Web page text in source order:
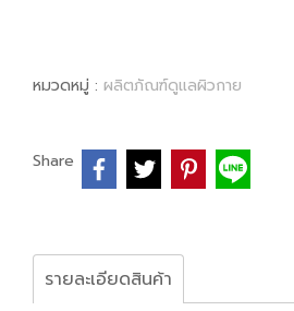
หมวดหมู่ : ผลิตภัณฑ์ดูแลผิวกาย
Share
รายละเอียดสินค้า